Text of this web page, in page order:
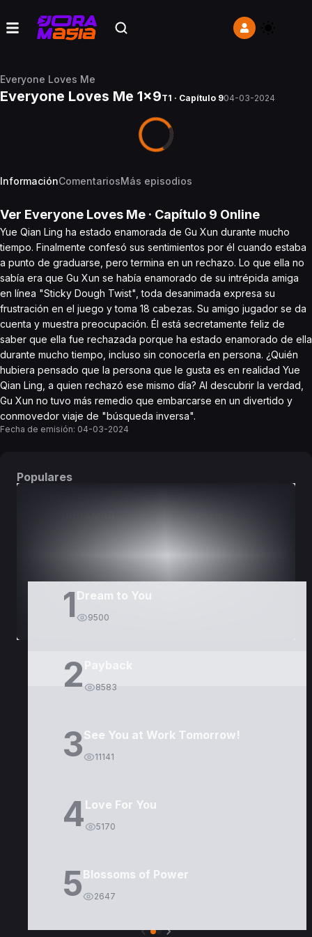
Everyone Loves Me
Everyone Loves Me 1x9T1 · Capítulo 904-03-2024
InformaciónComentariosMás episodios
Ver Everyone Loves Me · Capítulo 9 Online
Yue Qian Ling ha estado enamorada de Gu Xun durante mucho
tiempo. Finalmente confesó sus sentimientos por él cuando estaba
a punto de graduarse, pero termina en un rechazo. Lo que ella no
sabía era que Gu Xun se había enamorado de su intrépida amiga
en línea "Sticky Dough Twist", toda desanimada expresa su
frustración en el juego y toma 18 cabezas. Su amigo jugador se da
cuenta y muestra preocupación. Él está secretamente feliz de
saber que ella fue rechazada porque ha estado enamorado de ella
durante mucho tiempo, incluso sin conocerla en persona. ¿Quién
hubiera pensado que la persona que le gusta es en realidad Yue
Qian Ling, a quien rechazó ese mismo día? Al descubrir la verdad,
Gu Xun no tuvo más remedio que embarcarse en un divertido y
conmovedor viaje de "búsqueda inversa".
Fecha de emisión: 04-03-2024
Populares
1 Dream to You
9500
2 8583
3See You at Work Tomorrow!
11141
4Love For You
5170
5Blossoms of Power
2647